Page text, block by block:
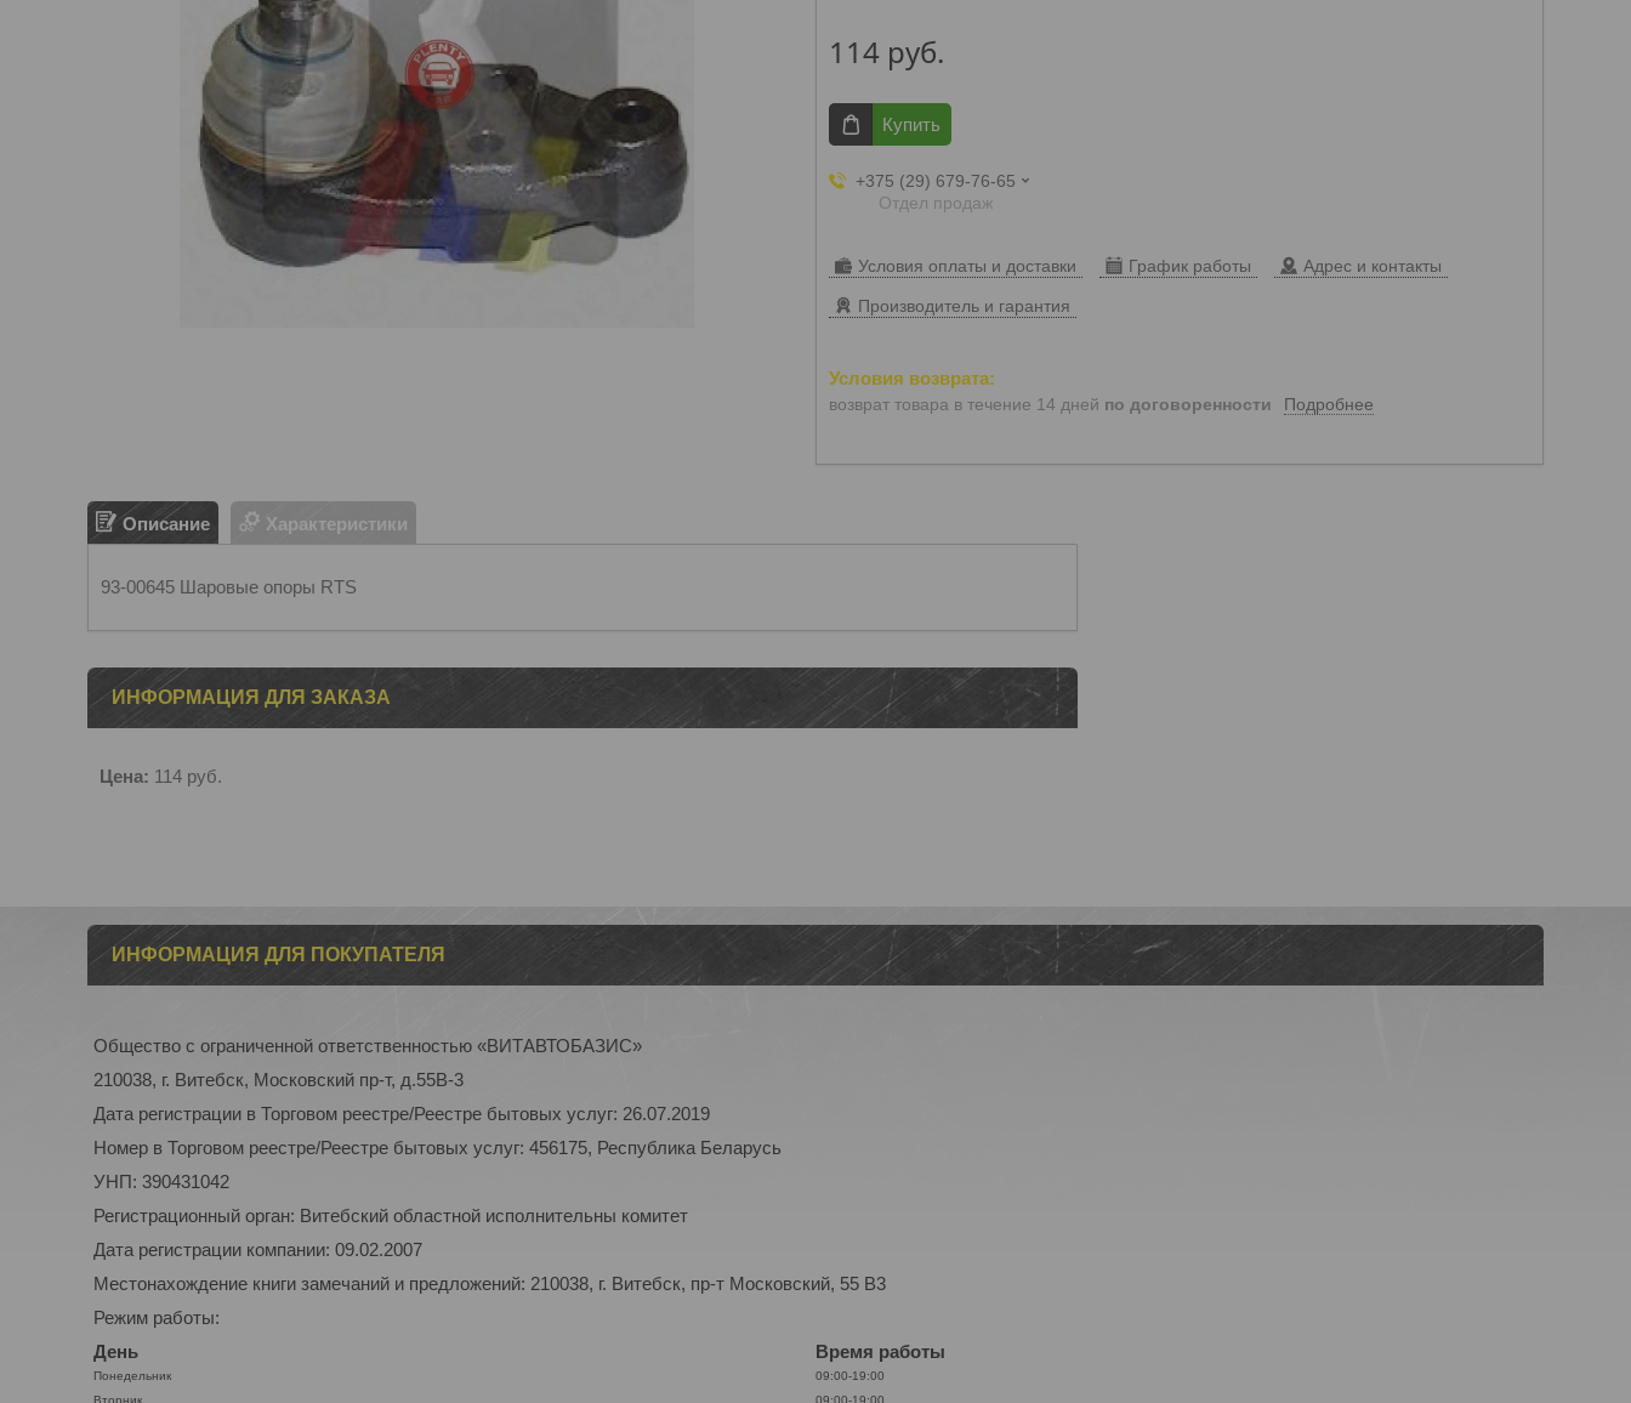
114 руб.
Купить
+375 (29) 679-76-65
Отдел продаж
Условия оплаты и доставки График работы Адрес и контакты
Производитель и гарантия
возврат товара в течение 14 дней по договоренности Подробнее
Описание Характеристики
93-00645 Шаровые опоры RTS
ИНФОРМАЦИЯ ДЛЯ ЗАКАЗА
Цена: 114 руб.
ИНФОРМАЦИЯ ДЛЯ ПОКУПАТЕЛЯ
Общество с ограниченной ответственностью «ВИТАВТОБАЗИС»
210038, г. Витебск, Московский пр-т, д.55В-3
Дата регистрации в Торговом реестре/Реестре бытовых услуг: 26.07.2019
Номер в Торговом реестре/Реестре бытовых услуг: 456175, Республика Беларусь
УНП: 390431042
Регистрационный орган: Витебский областной исполнительны комитет
Дата регистрации компании: 09.02.2007
Местонахождение книги замечаний и предложений: 210038, г. Витебск, пр-т Московский, 55 B3
Режим работы:
День
Время работы
Понедельник
09:00-19:00
Вторник
09:00-19:00